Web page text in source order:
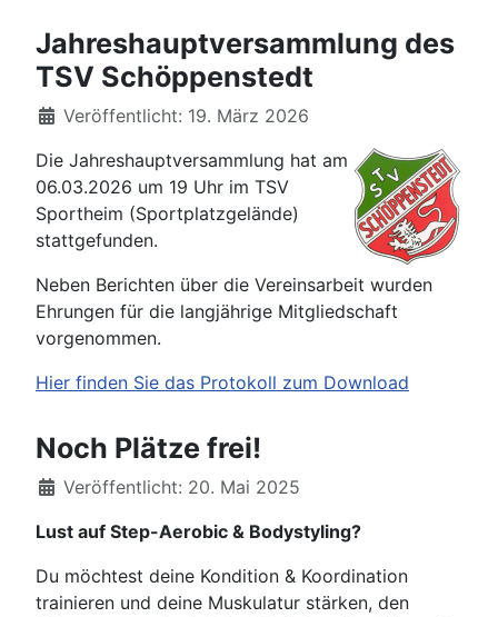
Jahreshauptversammlung des
TSV Schöppenstedt
Details
Veröffentlicht: 19. März 2026
Die Jahreshauptversammlung hat am
06.03.2026 um 19 Uhr im TSV
Sportheim (Sportplatzgelände)
stattgefunden.
Neben Berichten über die Vereinsarbeit wurden
Ehrungen für die langjährige Mitgliedschaft
vorgenommen.
Hier finden Sie das Protokoll zum Download
Noch Plätze frei!
Details
Veröffentlicht: 20. Mai 2025
Lust auf Step-Aerobic & Bodystyling?
Du möchtest deine Kondition & Koordination
trainieren und deine Muskulatur stärken, den